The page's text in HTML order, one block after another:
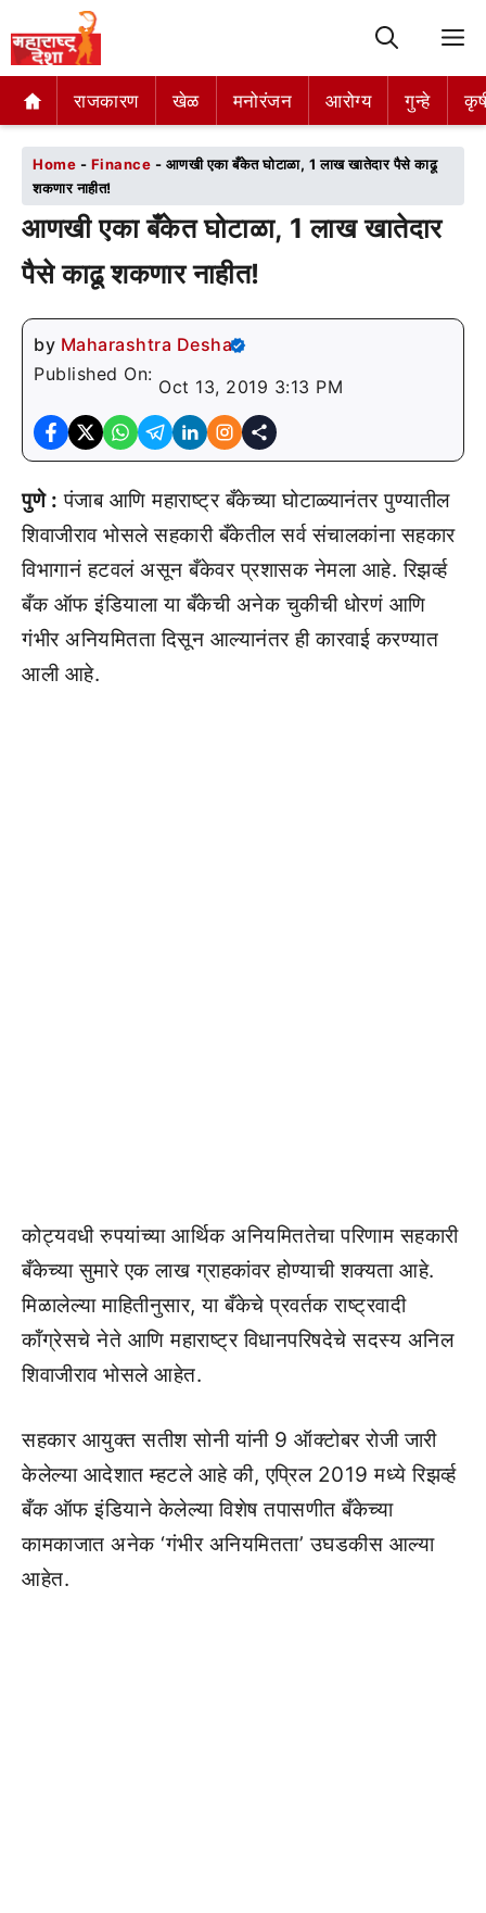
राजकारण खेळ मनोरंजन आरोग्य गुन्हे
राजकारण खेळ मनोरंजन आरोग्य गुन्हे
Home - Finance - आणखी एका बँकेत घोटाळा, 1 लाख खातेदार पैसे काढू
शकणार नाहीत!
आणखी एका बँकेत घोटाळा, 1 लाख खातेदार
पैसे काढू शकणार नाहीत!
by Maharashtra Desha
Published On:
Oct 13, 2019 3:13 PM
पुणे : पंजाब आणि महाराष्ट्र बँकेच्या घोटाळ्यानंतर पुण्यातील
शिवाजीराव भोसले सहकारी बँकेतील सर्व संचालकांना सहकार
विभागानं हटवलं असून बँकेवर प्रशासक नेमला आहे. रिझर्व्ह
बँक ऑफ इंडियाला या बँकेची अनेक चुकीची धोरणं आणि
गंभीर अनियमितता दिसून आल्यानंतर ही कारवाई करण्यात
आली आहे.
कोट्यवधी रुपयांच्या आर्थिक अनियमिततेचा परिणाम सहकारी
बँकेच्या सुमारे एक लाख ग्राहकांवर होण्याची शक्यता आहे.
मिळालेल्या माहितीनुसार, या बँकेचे प्रवर्तक राष्ट्रवादी
कॉंग्रेसचे नेते आणि महाराष्ट्र विधानपरिषदेचे सदस्य अनिल
शिवाजीराव भोसले आहेत.
सहकार आयुक्त सतीश सोनी यांनी 9 ऑक्टोबर रोजी जारी
केलेल्या आदेशात म्हटले आहे की, एप्रिल 2019 मध्ये रिझर्व्ह
बँक ऑफ इंडियाने केलेल्या विशेष तपासणीत बँकेच्या
कामकाजात अनेक ‘गंभीर अनियमितता’ उघडकीस आल्या
आहेत.